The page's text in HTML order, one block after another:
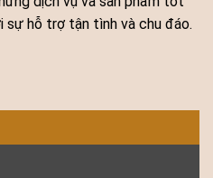
sự hỗ trợ tận tình và chu đáo.